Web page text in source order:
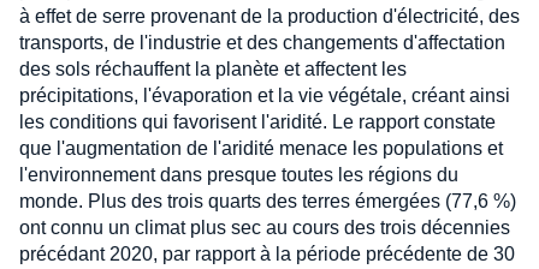
à effet de serre provenant de la production d'électricité, des
transports, de l'industrie et des changements d'affectation
des sols réchauffent la planète et affectent les
précipitations, l'évaporation et la vie végétale, créant ainsi
les conditions qui favorisent l'aridité. Le rapport constate
que l'augmentation de l'aridité menace les populations et
l'environnement dans presque toutes les régions du
monde. Plus des trois quarts des terres émergées (77,6 %)
ont connu un climat plus sec au cours des trois décennies
précédant 2020, par rapport à la période précédente de 30